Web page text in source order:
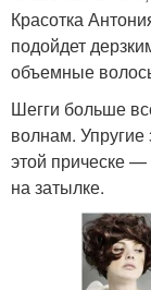
Красотка
подойдет
объемные
Шегги больше
волнам. Упругие
этой прическе
на затылке.